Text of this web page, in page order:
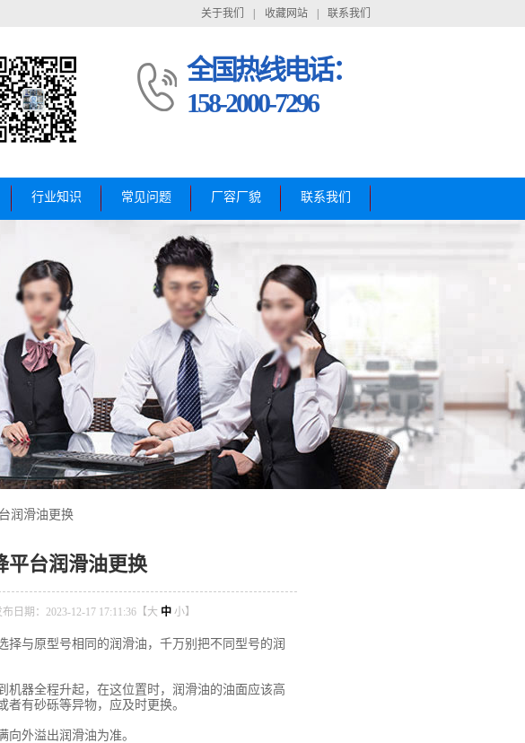
关于我们 收藏网站 联系我们
全国热线电话：
158-2000-7296
行业知识 常见问题 厂容厂貌 联系我们
润滑油更换
平台润滑油更换
布日期：2023-12-17 17:11:36【大 中 小】
与原型号相同的润滑油，千万别把不同型号的润
机器全程升起，在这位置时，润滑油的油面应该高
者有砂砾等异物，应及时更换。
外溢出润滑油为准。